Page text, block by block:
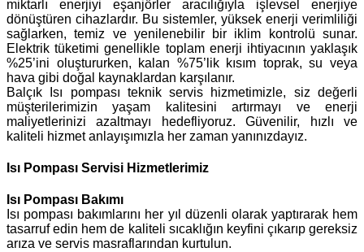
miktarlı enerjiyi eşanjörler aracılığıyla işlevsel enerjiye
dönüştüren cihazlardır. Bu sistemler, yüksek enerji verimliliği
sağlarken, temiz ve yenilenebilir bir iklim kontrolü sunar.
Elektrik tüketimi genellikle toplam enerji ihtiyacının yaklaşık
%25’ini oluştururken, kalan %75’lik kısım toprak, su veya
hava gibi doğal kaynaklardan karşılanır.
Balçık Isı pompası teknik servis hizmetimizle, siz değerli
müşterilerimizin yaşam kalitesini artırmayı ve enerji
maliyetlerinizi azaltmayı hedefliyoruz. Güvenilir, hızlı ve
kaliteli hizmet anlayışımızla her zaman yanınızdayız.
Isı Pompası Servisi Hizmetlerimiz
Isı Pompası Bakımı
Isı pompası bakımlarını her yıl düzenli olarak yaptırarak hem
tasarruf edin hem de kaliteli sıcaklığın keyfini çıkarıp gereksiz
arıza ve servis masraflarından kurtulun.